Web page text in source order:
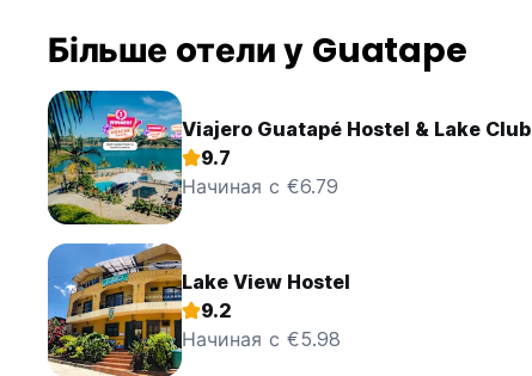
Більше oтели у Guatape
Viajero Guatapé Hostel & Lake Club
9.7
Начиная с €6.79
Lake View Hostel
9.2
Начиная с €5.98